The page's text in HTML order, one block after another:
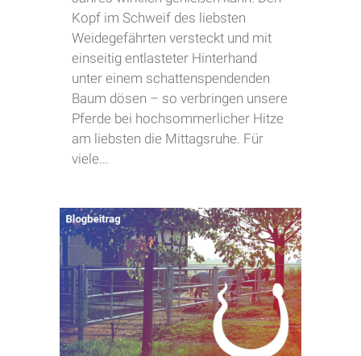
Kopf im Schweif des liebsten
Weidegefährten versteckt und mit
einseitig entlasteter Hinterhand
unter einem schattenspendenden
Baum dösen – so verbringen unsere
Pferde bei hochsommerlicher Hitze
am liebsten die Mittagsruhe. Für
viele...